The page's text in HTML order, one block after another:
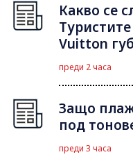
Какво се
Vuitton
преди 2 часа
Защо
под
преди 3 часа